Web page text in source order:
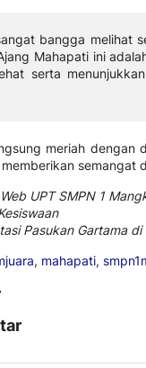
bangga melihat
Mahapati ini
serta
meriah
semangat
UPT SMPN 1
Pasukan Gartama
, mahapati,